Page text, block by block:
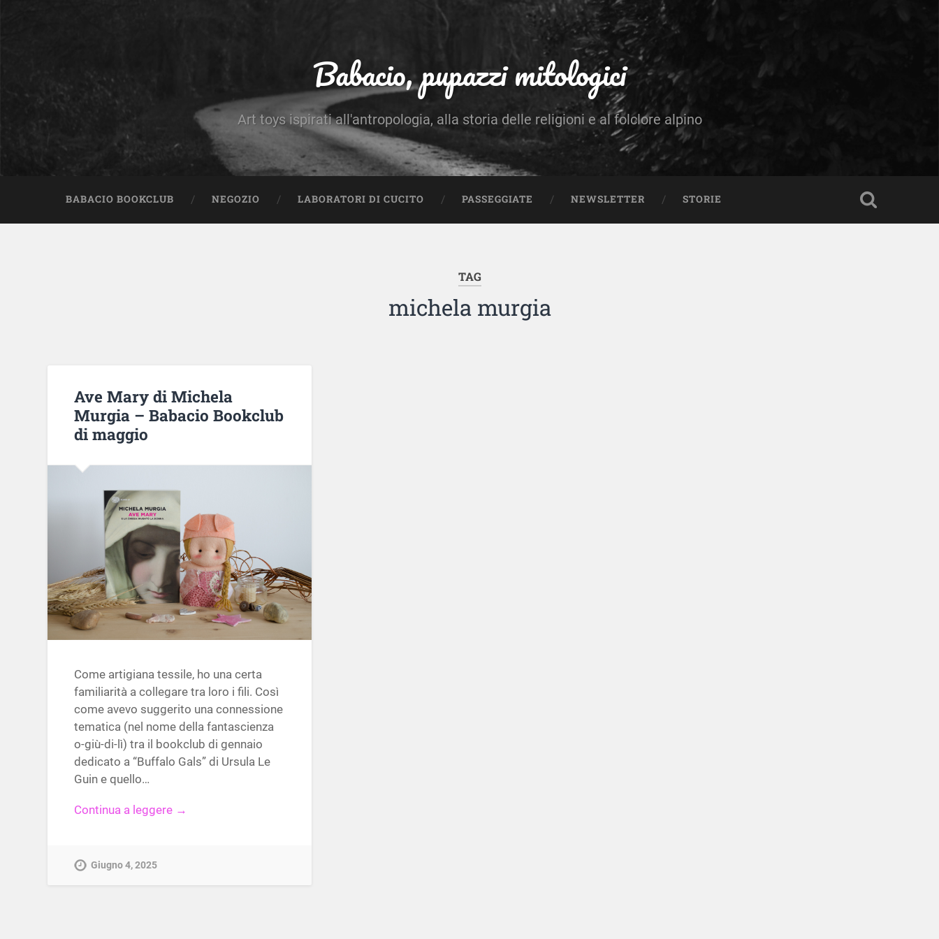
Babacio, pupazzi mitologici
Art toys ispirati all'antropologia, alla storia delle religioni e al folclore alpino
BABACIO BOOKCLUB NEGOZIO LABORATORI DI CUCITO PASSEGGIATE NEWSLETTER STORIE
TAG
michela murgia
Ave Mary di Michela
Murgia – Babacio Bookclub
di maggio
Come artigiana tessile, ho una certa
familiarità a collegare tra loro i fili. Così
come avevo suggerito una connessione
tematica (nel nome della fantascienza
o-giù-di-lì) tra il bookclub di gennaio
dedicato a “Buffalo Gals” di Ursula Le
Guin e quello…
Continua a leggere →
Giugno 4, 2025